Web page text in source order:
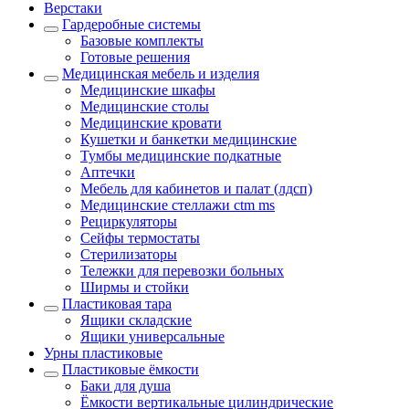
Верстаки
Гардеробные системы
Базовые комплекты
Готовые решения
Медицинская мебель и изделия
Медицинские шкафы
Медицинские столы
Медицинские кровати
Кушетки и банкетки медицинские
Тумбы медицинские подкатные
Аптечки
Мебель для кабинетов и палат (лдсп)
Медицинские стеллажи ctm ms
Рециркуляторы
Сейфы термостаты
Стерилизаторы
Тележки для перевозки больных
Ширмы и стойки
Пластиковая тара
Ящики складские
Ящики универсальные
Урны пластиковые
Пластиковые ёмкости
Баки для душа
Ёмкости вертикальные цилиндрические